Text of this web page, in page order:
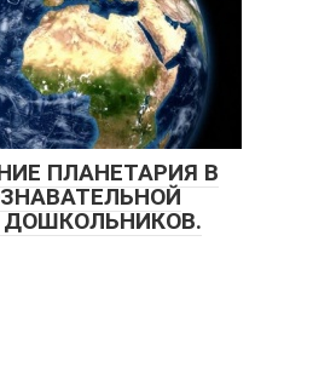
ПЛАНЕТАРИЯ В